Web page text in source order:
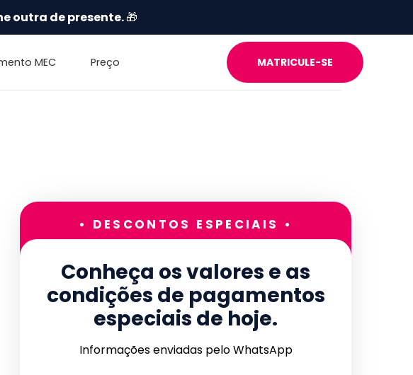
outra de presente.🎁
MEC Preço MATRICULE-SE
• DESCONTOS ESPECIAIS •
Conheça os valores e as
condições de pagamentos
especiais de hoje.
Informações enviadas pelo WhatsApp